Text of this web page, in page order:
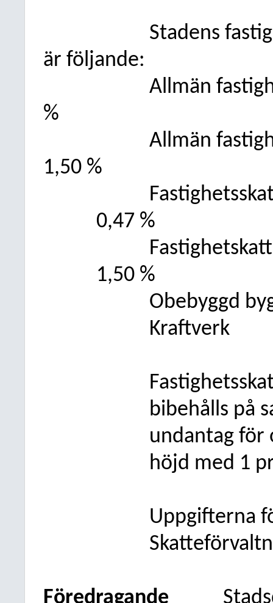
Stadens
är följande:
Allmän
%
Allmän
1,50 %
0,47 %
1,50 %
Obebyggd
Kraftverk
bibehålls på
undantag för
höjd med 1
Uppgifterna
Föredragande